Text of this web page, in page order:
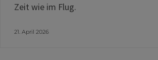
Zeit wie im Flug.
21. April 2026